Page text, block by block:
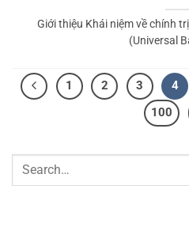
Giới thiệu Khái niệm về chính
(Universal
1 2 3 4
100